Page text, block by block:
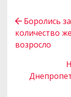
Боролись
количество
возросло